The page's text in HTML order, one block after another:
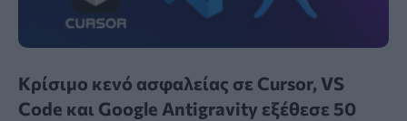
Κρίσιμο κενό ασφαλείας σε Cursor, VS
Code και Google Antigravity εξέθεσε 50